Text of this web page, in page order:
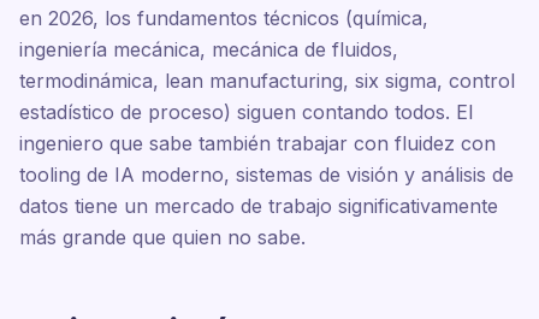
en 2026, los fundamentos técnicos (química,
ingeniería mecánica, mecánica de fluidos,
termodinámica, lean manufacturing, six sigma, control
estadístico de proceso) siguen contando todos. El
ingeniero que sabe también trabajar con fluidez con
tooling de IA moderno, sistemas de visión y análisis de
datos tiene un mercado de trabajo significativamente
más grande que quien no sabe.